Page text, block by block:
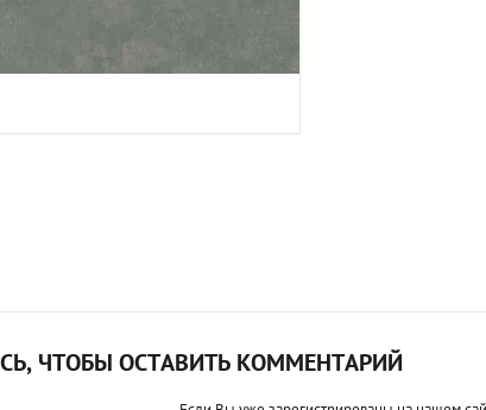
ЧТОБЫ ОСТАВИТЬ КОММЕНТАРИЙ